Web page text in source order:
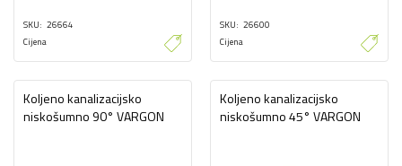
SKU 26664
Cijena
SKU 26600
Cijena
Koljeno kanalizacijsko
niskošumno 90° VARGON
Koljeno kanalizacijsko
niskošumno 45° VARGON